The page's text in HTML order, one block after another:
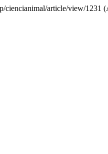
ciencianimal/article/view/1231